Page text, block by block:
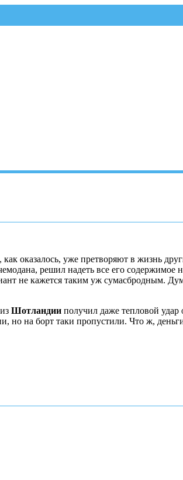
оказалось, уже претворяют в жизнь
решил надеть все его содержимое
не кажется таким уж сумасбродным.
Шотландии получил даже тепловой удар
но на борт таки пропустили. Что ж, деньги